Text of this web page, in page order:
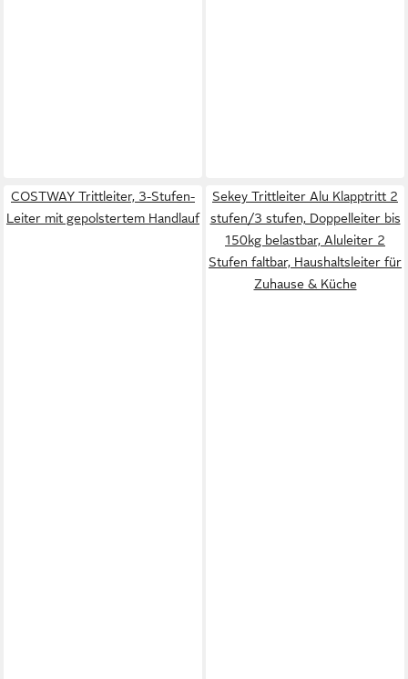
COSTWAY Trittleiter, 3-Stufen-
Leiter mit gepolstertem Handlauf
Sekey Trittleiter Alu Klapptritt 2
stufen/3 stufen, Doppelleiter bis
150kg belastbar, Aluleiter 2
Stufen faltbar, Haushaltsleiter für
Zuhause & Küche